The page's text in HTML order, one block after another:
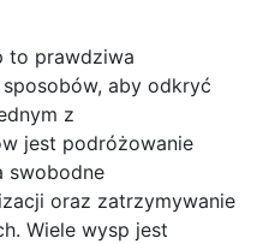
to prawdziwa
aby odkryć
z
jest podróżowanie
swobodne
oraz zatrzymywanie
Wiele wysp jest